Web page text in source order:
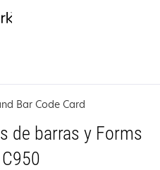
Bar Code Card
de barras y Forms